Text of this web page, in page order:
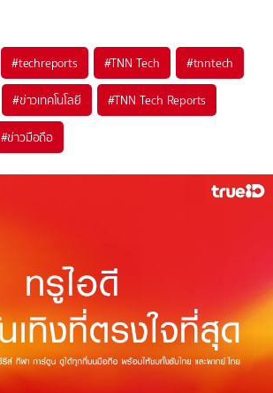
#techreports #TNN Tech #tnntech
#ข่าวเทคโนโลยี #TNN Tech Reports
#ข่าวมือถือ